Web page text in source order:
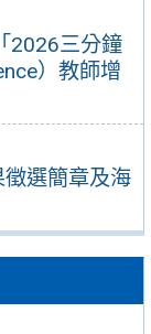
2026三分鐘
）教師增
選簡章及海